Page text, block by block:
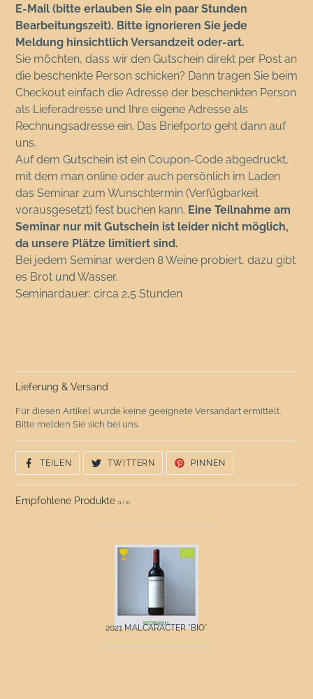
E-Mail (bitte erlauben Sie ein paar Stunden
Bearbeitungszeit). Bitte ignorieren Sie jede
Meldung hinsichtlich Versandzeit oder-art.
Sie möchten, dass wir den Gutschein direkt per Post an
die beschenkte Person schicken? Dann tragen Sie beim
Checkout einfach die Adresse der beschenkten Person
als Lieferadresse und Ihre eigene Adresse als
Rechnungsadresse ein. Das Briefporto geht dann auf
uns.
Auf dem Gutschein ist ein Coupon-Code abgedruckt,
mit dem man online oder auch persönlich im Laden
das Seminar zum Wunschtermin (Verfügbarkeit
vorausgesetzt) fest buchen kann. Eine Teilnahme am
Seminar nur mit Gutschein ist leider nicht möglich,
da unsere Plätze limitiert sind.
Bei jedem Seminar werden 8 Weine probiert, dazu gibt
es Brot und Wasser.
Seminardauer: circa 2,5 Stunden
Lieferung & Versand
Für diesen Artikel wurde keine geeignete Versandart ermittelt.
Bitte melden Sie sich bei uns.
TEILENAUF
FACEBOOK
TEILEN
TWITTERN
TWITTER
TWITTERN
PINNEN
PINNEN
Empfohlene Produkte (1/2)
2021 MALCARACTER *BIO*